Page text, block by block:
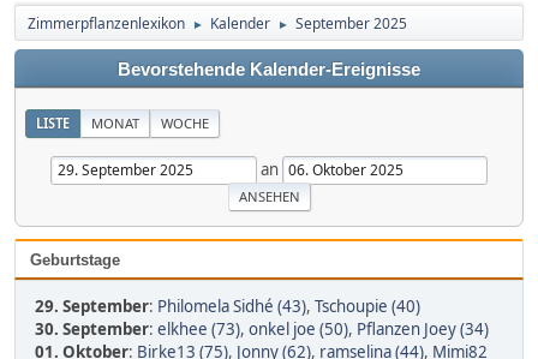
Zimmerpflanzenlexikon ► Kalender ► September 2025
Bevorstehende Kalender-Ereignisse
LISTE MONAT WOCHE
an
Geburtstage
29. September: Philomela Sidhé (43), Tschoupie (40)
30. September: elkhee (73), onkel joe (50), Pflanzen Joey (34)
01. Oktober: Birke13 (75), Jonny (62), ramselina (44), Mimi82